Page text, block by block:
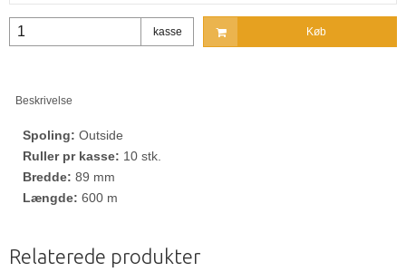
kasse Køb
Beskrivelse
Spoling: Outside
Ruller pr kasse: 10 stk.
Bredde: 89 mm
Længde: 600 m
Relaterede produkter